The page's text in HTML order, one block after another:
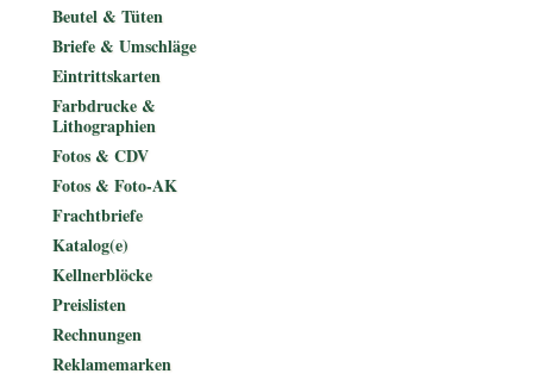
Beutel & Tüten
Briefe & Umschläge
Eintrittskarten
Farbdrucke &
Lithographien
Fotos & CDV
Fotos & Foto-AK
Frachtbriefe
Katalog(e)
Kellnerblöcke
Preislisten
Rechnungen
Reklamemarken